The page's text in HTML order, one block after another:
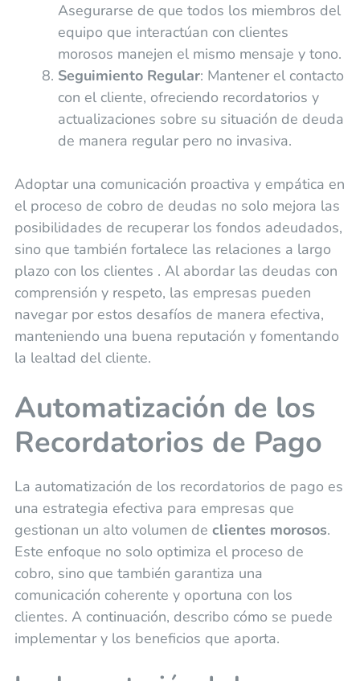
Asegurarse de que todos los miembros del
equipo que interactúan con clientes
morosos manejen el mismo mensaje y tono.
Seguimiento Regular: Mantener el contacto
con el cliente, ofreciendo recordatorios y
actualizaciones sobre su situación de deuda
de manera regular pero no invasiva.
Adoptar una comunicación proactiva y empática en
el proceso de cobro de deudas no solo mejora las
posibilidades de recuperar los fondos adeudados,
sino que también fortalece las relaciones a largo
plazo con los clientes . Al abordar las deudas con
comprensión y respeto, las empresas pueden
navegar por estos desafíos de manera efectiva,
manteniendo una buena reputación y fomentando
la lealtad del cliente.
Automatización de los
Recordatorios de Pago
La automatización de los recordatorios de pago es
una estrategia efectiva para empresas que
gestionan un alto volumen de clientes morosos.
Este enfoque no solo optimiza el proceso de
cobro, sino que también garantiza una
comunicación coherente y oportuna con los
clientes. A continuación, describo cómo se puede
implementar y los beneficios que aporta.